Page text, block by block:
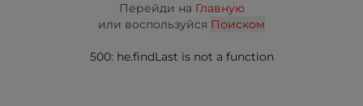
Перейди на Главную
или воспользуйся Поиском
500: he.findLast is not a function